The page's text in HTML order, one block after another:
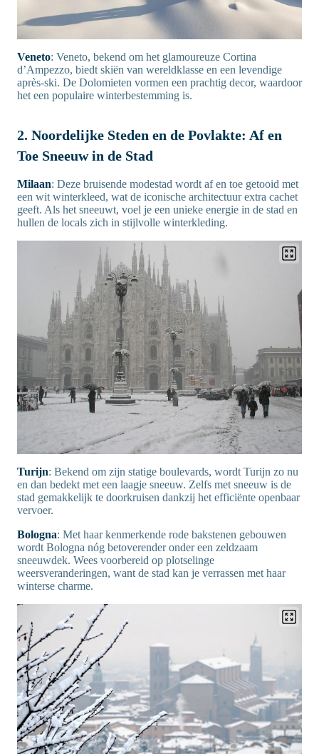
Veneto: Veneto, bekend om het glamoureuze Cortina
d’Ampezzo, biedt skiën van wereldklasse en een levendige
après-ski. De Dolomieten vormen een prachtig decor, waardoor
het een populaire winterbestemming is.
2. Noordelijke Steden en de Povlakte: Af en
Toe Sneeuw in de Stad
Milaan: Deze bruisende modestad wordt af en toe getooid met
een wit winterkleed, wat de iconische architectuur extra cachet
geeft. Als het sneeuwt, voel je een unieke energie in de stad en
hullen de locals zich in stijlvolle winterkleding.
Turijn: Bekend om zijn statige boulevards, wordt Turijn zo nu
en dan bedekt met een laagje sneeuw. Zelfs met sneeuw is de
stad gemakkelijk te doorkruisen dankzij het efficiënte openbaar
vervoer.
Bologna: Met haar kenmerkende rode bakstenen gebouwen
wordt Bologna nóg betoverender onder een zeldzaam
sneeuwdek. Wees voorbereid op plotselinge
weersveranderingen, want de stad kan je verrassen met haar
winterse charme.